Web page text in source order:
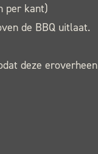
per kant)
de BBQ uitlaat.
deze eroverheen